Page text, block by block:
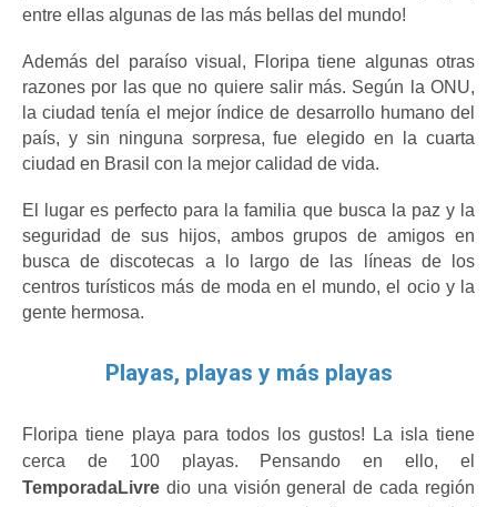
entre ellas algunas de las más bellas del mundo!
Además del paraíso visual, Floripa tiene algunas otras
razones por las que no quiere salir más. Según la ONU,
la ciudad tenía el mejor índice de desarrollo humano del
país, y sin ninguna sorpresa, fue elegido en la cuarta
ciudad en Brasil con la mejor calidad de vida.
El lugar es perfecto para la familia que busca la paz y la
seguridad de sus hijos, ambos grupos de amigos en
busca de discotecas a lo largo de las líneas de los
centros turísticos más de moda en el mundo, el ocio y la
gente hermosa.
Playas, playas y más playas
Floripa tiene playa para todos los gustos! La isla tiene
TemporadaLivre dio una visión general de cada región